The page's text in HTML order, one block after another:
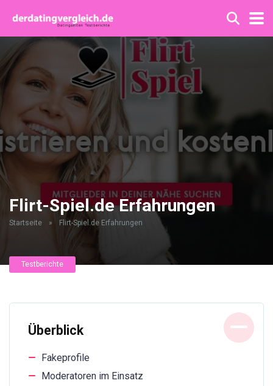
Flirt-Spiel.de Erfahrungen
Startseite » Flirt-Spiel.de Erfahrungen
Testberichte
Überblick
Fakeprofile
Moderatoren im Einsatz